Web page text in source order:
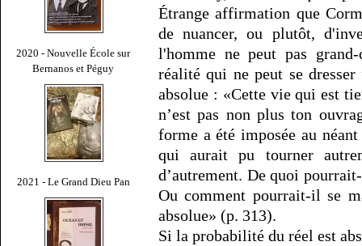
2020 - Nouvelle École sur
Bernanos et Péguy
2021 - Le Grand Dieu Pan
Étrange affirmation que
de nuancer, ou plutôt,
l'homme ne peut pas
réalité qui ne peut se
absolue : «Cette vie qui est
n’est pas non plus ton
forme a été imposée au
qui aurait pu tourner
d’autrement. De quoi
Ou comment pourrait-il se
absolue» (p. 313).
Si la probabilité du réel est